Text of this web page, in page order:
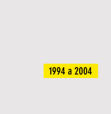
1994 a 2004